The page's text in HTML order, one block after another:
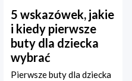
5 wskazówek, jakie
i kiedy pierwsze
buty dla dziecka
wybrać
Pierwsze buty dla dziecka